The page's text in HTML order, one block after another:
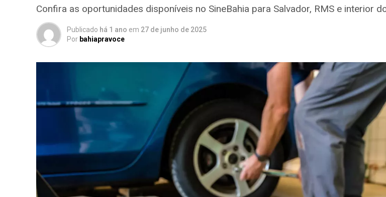
Confira as oportunidades disponíveis no SineBahia para Salvador, RMS e interior
Publicado há 1 ano em 27 de junho de 2025
Por bahiapravoce